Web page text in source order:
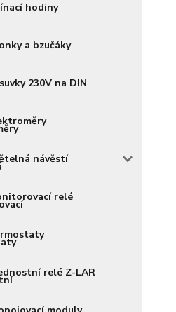
hodiny
a bzučáky
230V na DIN
návěstí
relé
relé Z-LAR